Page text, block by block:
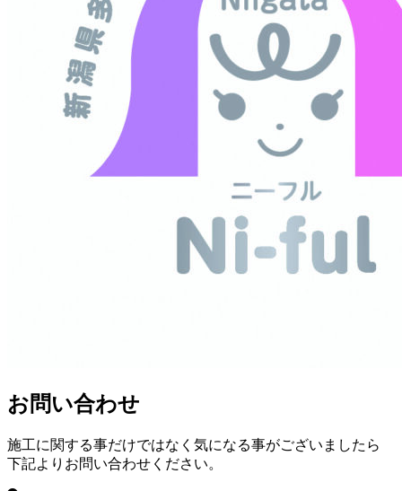
お問い合わせ
施工に関する事だけではなく気になる事がございましたら
下記よりお問い合わせください。